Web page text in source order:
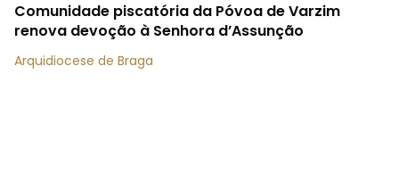
Comunidade piscatória da Póvoa de Varzim
renova devoção à Senhora d’Assunção
Arquidiocese de Braga